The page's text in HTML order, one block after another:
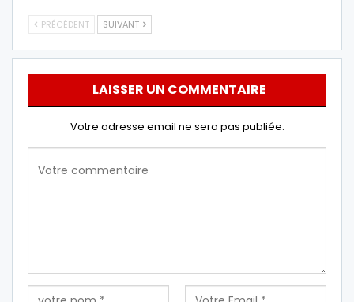
PRÉCÉDENT SUIVANT
LAISSER UN COMMENTAIRE
Votre adresse email ne sera pas publiée.